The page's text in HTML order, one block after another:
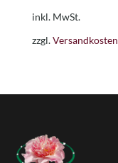
inkl. MwSt.
zzgl.Versandkosten